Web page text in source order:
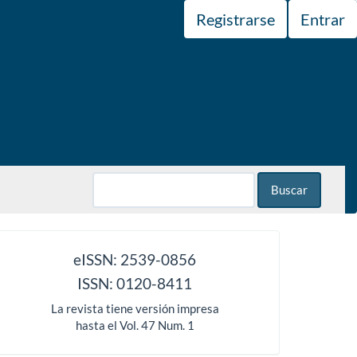
Registrarse Entrar
Buscar
eISSN: 2539-0856
ISSN: 0120-8411
La revista tiene versión impresa
hasta el Vol. 47 Num. 1